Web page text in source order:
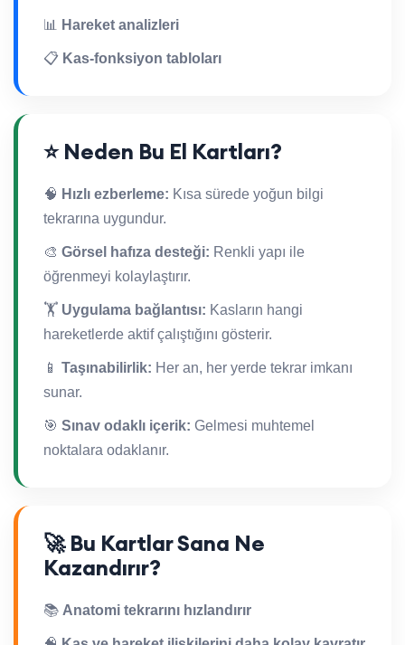
📊 Hareket analizleri
📋 Kas-fonksiyon tabloları
⭐ Neden Bu El Kartları?
🧠 Hızlı ezberleme: Kısa sürede yoğun bilgi
tekrarına uygundur.
🎨 Görsel hafıza desteği: Renkli yapı ile
öğrenmeyi kolaylaştırır.
🏋️ Uygulama bağlantısı: Kasların hangi
hareketlerde aktif çalıştığını gösterir.
📱 Taşınabilirlik: Her an, her yerde tekrar imkanı
sunar.
🎯 Sınav odaklı içerik: Gelmesi muhtemel
noktalara odaklanır.
🚀 Bu Kartlar Sana Ne
Kazandırır?
📚 Anatomi tekrarını hızlandırır